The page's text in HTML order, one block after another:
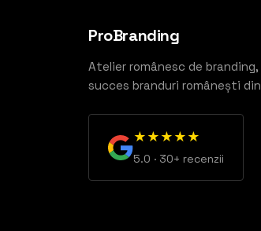
ProBranding
Atelier românesc de
succes branduri românești
★★★★★
5.0 · 30+ recenzii